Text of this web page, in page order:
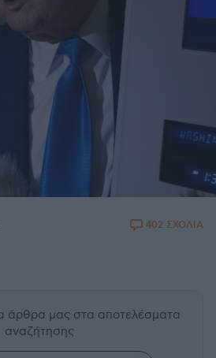
402 ΣΧΟΛΙΑ
άρθρα μας στα αποτελέσματα
αναζήτησης